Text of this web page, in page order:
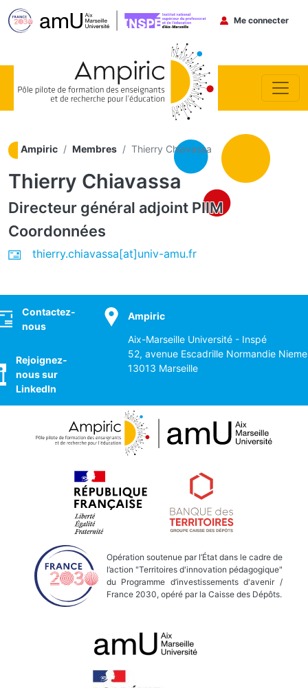
Menu du
Me connecter
Ampiric Membres Thierry Chiavassa
Thierry Chiavassa
Directeur général adjoint PIIM
Coordonnées
thierry.chiavassa[at]univ-amu.fr
Contactez-
nous
Rejoignez-
nous sur
LinkedIn
Ampiric
Aix-Marseille Université - Inspé
52, avenue Escadrille Normandie
13013 Marseille
Opération soutenue par l’État dans le cadre de
l’action "Territoires d'innovation pédagogique"
du Programme d’investissements d'avenir /
France 2030, opéré par la Caisse des Dépôts.